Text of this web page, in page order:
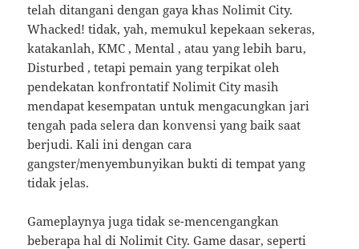
telah ditangani dengan gaya khas Nolimit City.
Whacked! tidak, yah, memukul kepekaan sekeras,
katakanlah, KMC , Mental , atau yang lebih baru,
Disturbed , tetapi pemain yang terpikat oleh
pendekatan konfrontatif Nolimit City masih
mendapat kesempatan untuk mengacungkan jari
tengah pada selera dan konvensi yang baik saat
berjudi. Kali ini dengan cara
gangster/menyembunyikan bukti di tempat yang
tidak jelas.
Gameplaynya juga tidak se-mencengangkan
beberapa hal di Nolimit City. Game dasar, seperti